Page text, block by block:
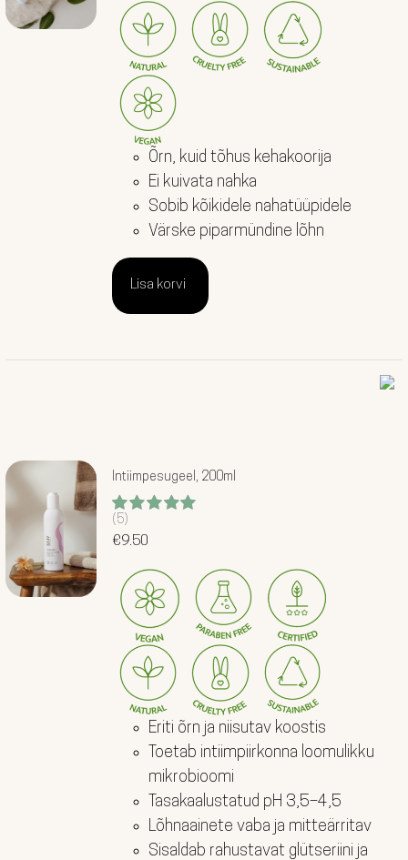
Õrn, kuid tõhus kehakoorija
Ei kuivata nahka
Sobib kõikidele nahatüüpidele
Värske piparmündine lõhn
Lisa korvi
Intiimpesugeel, 200ml
Hinnanguga
5.00/ 5
€9.50
(5)
Eriti õrn ja niisutav koostis
Toetab intiimpiirkonna loomulikku
mikrobioomi
Tasakaalustatud pH 3,5–4,5
Lõhnaainete vaba ja mitteärritav
Sisaldab rahustavat glütseriini ja